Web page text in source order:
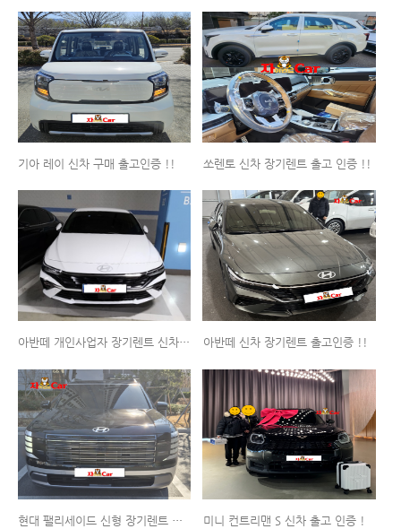
기아 레이 신차 구매 출고인증 !! 쏘렌토 신차 장기렌트 출고 인증 !!
아반떼 개인사업자 장기렌트 신차 출고인증 !! 아반떼 신차 장기렌트 출고인증 !!
현대 팰리세이드 신형 장기렌트 출고인증 !! 미니 컨트리맨 S 신차 출고 인증 !